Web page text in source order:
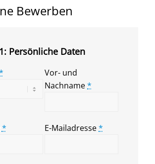
Bewerben
Persönliche Daten
Vor- und
Nachname*
* E-Mailadresse*